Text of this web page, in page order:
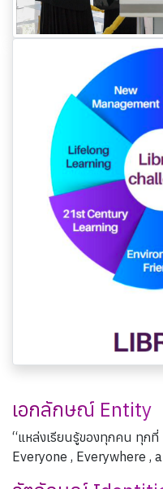
เอกลักษณ์ Entity
“แหล่งเรียนรู้ของทุกคน ทุก
Everyone , Everywhere ,